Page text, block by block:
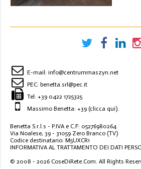
E-mail: info@centrummaszyn.net
PEC: benetta.srl@pec.it
Tel: +39 0422 1725325
Massimo Benetta: +39 (clicca qui).
Benetta S.r.l.s - P.IVA e C.F: 05276980264
Via Noalese, 39 - 31059 Zero Branco (TV)
Codice destinatario: M5UXCR1
INFORMATIVA AL TRATTAMENTO DEI DATI
© 2008 - 2026 CoseDiRete.Com. All Rights